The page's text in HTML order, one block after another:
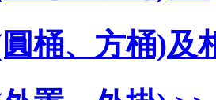
桶、方桶)及